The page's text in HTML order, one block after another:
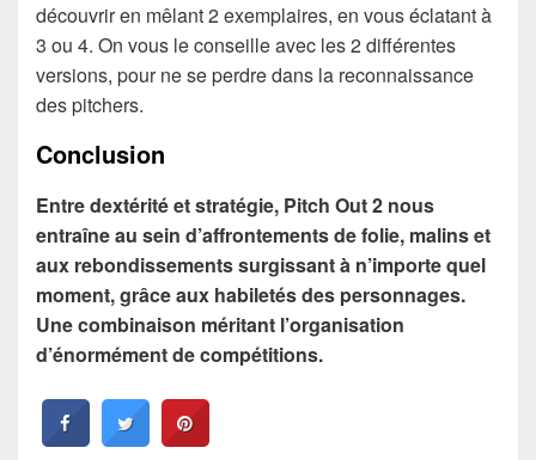
découvrir en mêlant 2 exemplaires, en vous éclatant à
3 ou 4. On vous le conseille avec les 2 différentes
versions, pour ne se perdre dans la reconnaissance
des pitchers.
Conclusion
Entre dextérité et stratégie, Pitch Out 2 nous
entraîne au sein d’affrontements de folie, malins et
aux rebondissements surgissant à n’importe quel
moment, grâce aux habiletés des personnages.
Une combinaison méritant l’organisation
d’énormément de compétitions.